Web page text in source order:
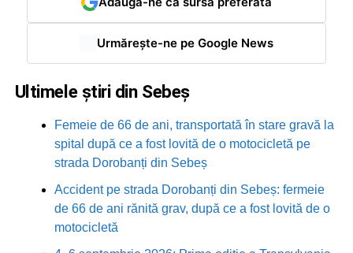
Urmărește-ne pe Google News
Ultimele știri din Sebeș
Femeie de 66 de ani, transportată în stare gravă la
spital după ce a fost lovită de o motocicletă pe
strada Dorobanți din Sebeș
Accident pe strada Dorobanți din Sebeș: fermeie
de 66 de ani rănită grav, după ce a fost lovită de o
motocicletă